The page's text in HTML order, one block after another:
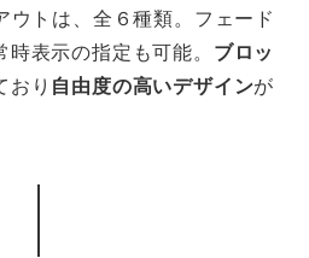
ウトは、全６種類。フェード
表示の指定も可能。 ブロッ
おり 自由度の高いデザインが